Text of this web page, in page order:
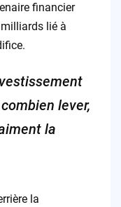
financier
milliards lié à
lever,
la
la